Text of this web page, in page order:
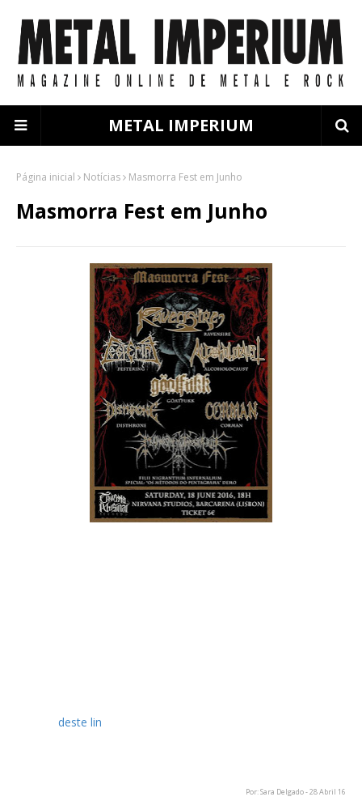
METAL IMPERIUM
Página inicial Notícias Masmorra Fest em Junho
Masmorra Fest em Junho
deste lin
Por: Sara Delgado - 28 Abril 16